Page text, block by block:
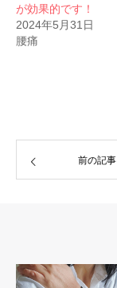
が効果的です！
2024年5月31日
腰痛
前の記事